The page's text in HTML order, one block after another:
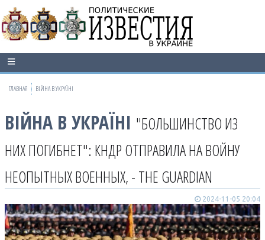
ГЛАВНАЯ ВІЙНА В УКРАЇНІ
ВІЙНА В УКРАЇНІ "БОЛЬШИНСТВО ИЗ
НИХ ПОГИБНЕТ": КНДР ОТПРАВИЛА НА ВОЙНУ
НЕОПЫТНЫХ ВОЕННЫХ, - THE GUARDIAN
2024-11-05 20:04